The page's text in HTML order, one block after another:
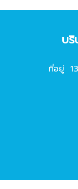
บ
ที่อยู่